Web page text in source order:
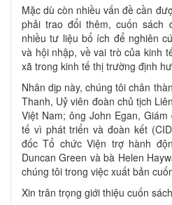
Mặc dù còn nhiều vấn đề cần
phải trao đổi thêm, cuốn sách
nhiều tư liệu bổ ích để nghiên
và hội nhập, về vai trò của kinh
xã trong kinh tế thị trường định
Nhân dịp này, chúng tôi chân
Thanh, Uỷ viên đoàn chủ tịch
Việt Nam; ông John Egan,
tế vì phát triển và đoàn kết
đốc Tổ chức Viện trợ hành
Duncan Green và bà Helen
chúng tôi trong việc xuất bản
Xin trân trọng giới thiệu cuốn